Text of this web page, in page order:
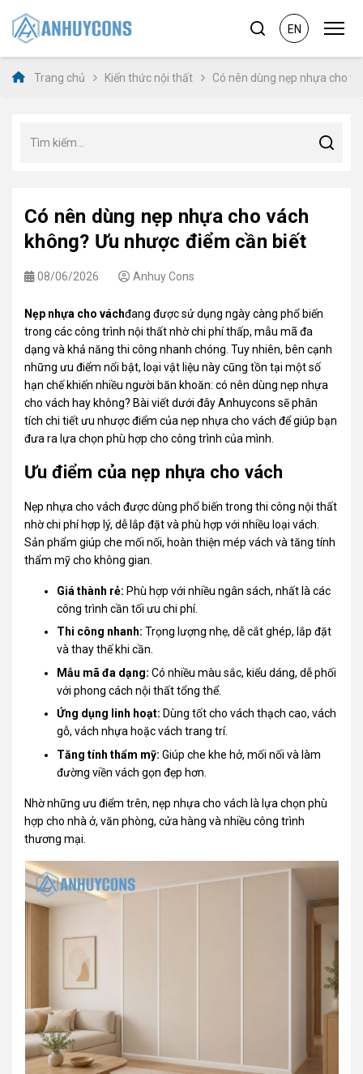
EN
Trang chủ Kiến thức nội thất Có nên dùng nẹp nhựa cho
Có nên dùng nẹp nhựa cho vách
không? Ưu nhược điểm cần biết
08/06/2026 Anhuy Cons
Nẹp nhựa cho váchđang được sử dụng ngày càng phổ biến
trong các công trình nội thất nhờ chi phí thấp, mẫu mã đa
dạng và khả năng thi công nhanh chóng. Tuy nhiên, bên cạnh
những ưu điểm nổi bật, loại vật liệu này cũng tồn tại một số
hạn chế khiến nhiều người băn khoăn: có nên dùng nẹp nhựa
cho vách hay không? Bài viết dưới đâyAnhuycons sẽ phân
tích chi tiết ưu nhược điểm của nẹp nhựa cho vách để giúp bạn
đưa ra lựa chọn phù hợp cho công trình của mình.
Ưu điểm của nẹp nhựa cho vách
Nẹp nhựa cho vách được dùng phổ biến trong thi công nội thất
nhờ chi phí hợp lý, dễ lắp đặt và phù hợp với nhiều loại vách.
Sản phẩm giúp che mối nối, hoàn thiện mép vách và tăng tính
thẩm mỹ cho không gian.
Giá thành rẻ: Phù hợp với nhiều ngân sách, nhất là các
công trình cần tối ưu chi phí.
Thi công nhanh: Trọng lượng nhẹ, dễ cắt ghép, lắp đặt
và thay thế khi cần.
Mẫu mã đa dạng: Có nhiều màu sắc, kiểu dáng, dễ phối
với phong cách nội thất tổng thể.
Ứng dụng linh hoạt: Dùng tốt cho vách thạch cao, vách
gỗ, vách nhựa hoặc vách trang trí.
Tăng tính thẩm mỹ: Giúp che khe hở, mối nối và làm
đường viền vách gọn đẹp hơn.
Nhờ những ưu điểm trên, nẹp nhựa cho vách là lựa chọn phù
hợp cho nhà ở, văn phòng, cửa hàng và nhiều công trình
thương mại.